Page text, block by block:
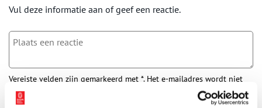
Vul deze informatie aan of geef een reactie.
Vereiste velden zijn gemarkeerd met *. Het e-mailadres wordt niet
gepubliceerd.